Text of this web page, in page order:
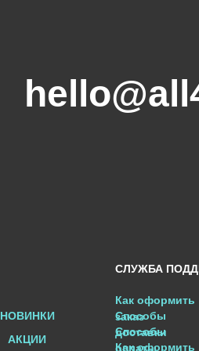
Как оформить
заказ
Способы
доставки
Способы
оплаты
Как оформить
СЛУЖБА
НОВИНКИ
АКЦИИ